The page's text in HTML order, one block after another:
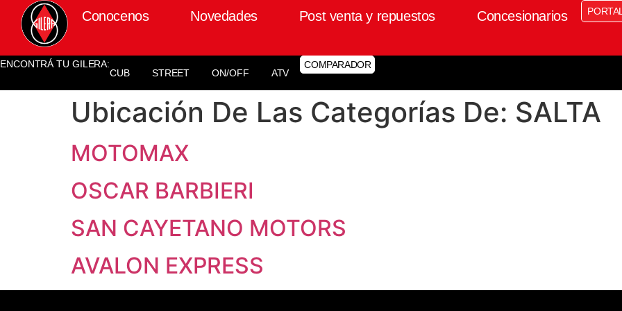
Conocenos Novedades Post venta y repuestos Concesionarios
ENCONTRÁ TU GILERA:
CUB
STREET ON/OFF ATV
COMPARADOR
Ubicación De Las Categorías De: SALTA
MOTOMAX
OSCAR BARBIERI
SAN CAYETANO MOTORS
AVALON EXPRESS